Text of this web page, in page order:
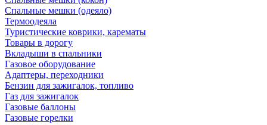
Спальные мешки (одеяло)
Термоодеяла
Туристические коврики, карематы
Товары в дорогу
Вкладыши в спальники
Газовое оборудование
Адаптеры, переходники
Бензин для зажигалок, топливо
Газ для зажигалок
Газовые баллоны
Газовые горелки